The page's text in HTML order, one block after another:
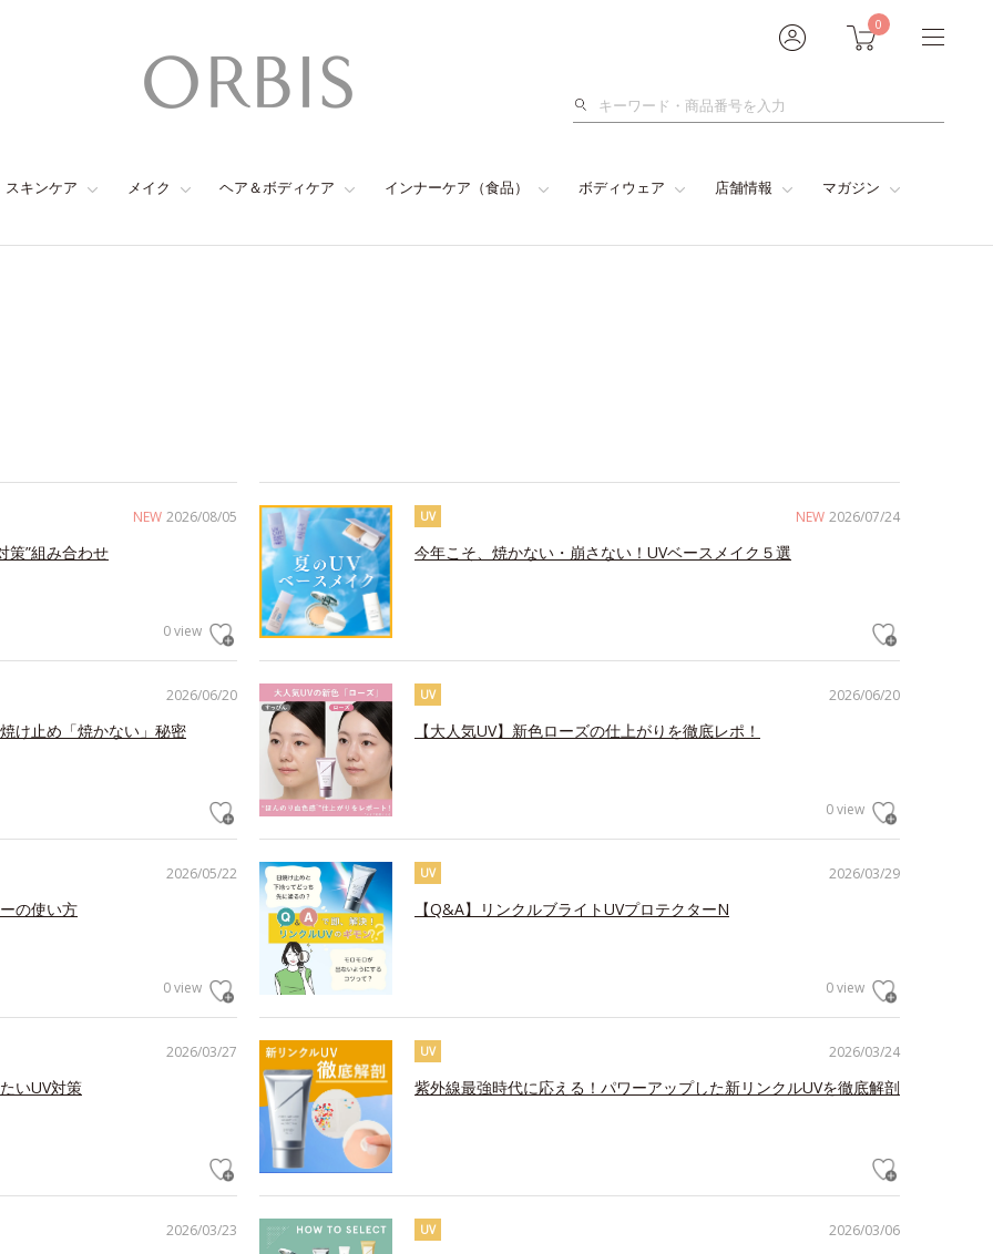
0
検
スキンケア メイク ヘア＆ボディケア インナーケア（食品） ボディウェア 店舗情報 マガジン
NEW 2026/08/05
策”組み合わせ
0 view
NEW 2026/07/24
UV
今年こそ、焼かない・崩さない！UVベースメイク５選
2026/06/20
け止め「焼かない」秘密
2026/06/20
UV
【大人気UV】新色ローズの仕上がりを徹底レポ！
0 view
2026/05/22
の使い方
0 view
2026/03/29
UV
【Q&A】リンクルブライトUVプロテクターN
0 view
2026/03/27
いUV対策
2026/03/24
UV
紫外線最強時代に応える！パワーアップした新リンクルUVを徹底解剖
2026/03/23 2026/03/06
UV